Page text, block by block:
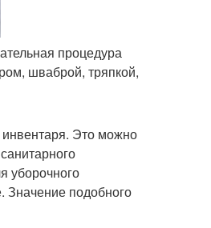
процедура
шваброй, тряпкой,
Это можно
уборочного
Значение подобного